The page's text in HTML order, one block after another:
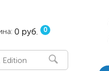
0 руб. 0